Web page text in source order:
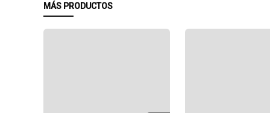
MÁS PRODUCTOS